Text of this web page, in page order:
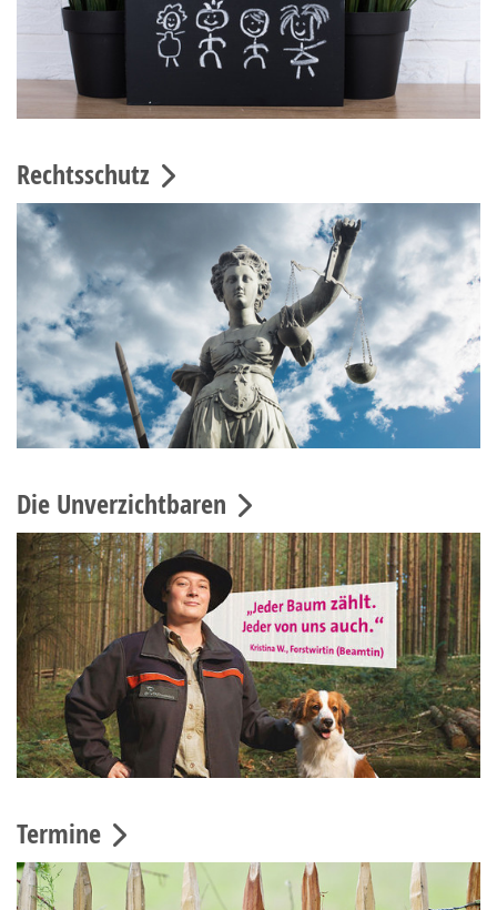
Rechtsschutz
Die Unverzichtbaren
Termine